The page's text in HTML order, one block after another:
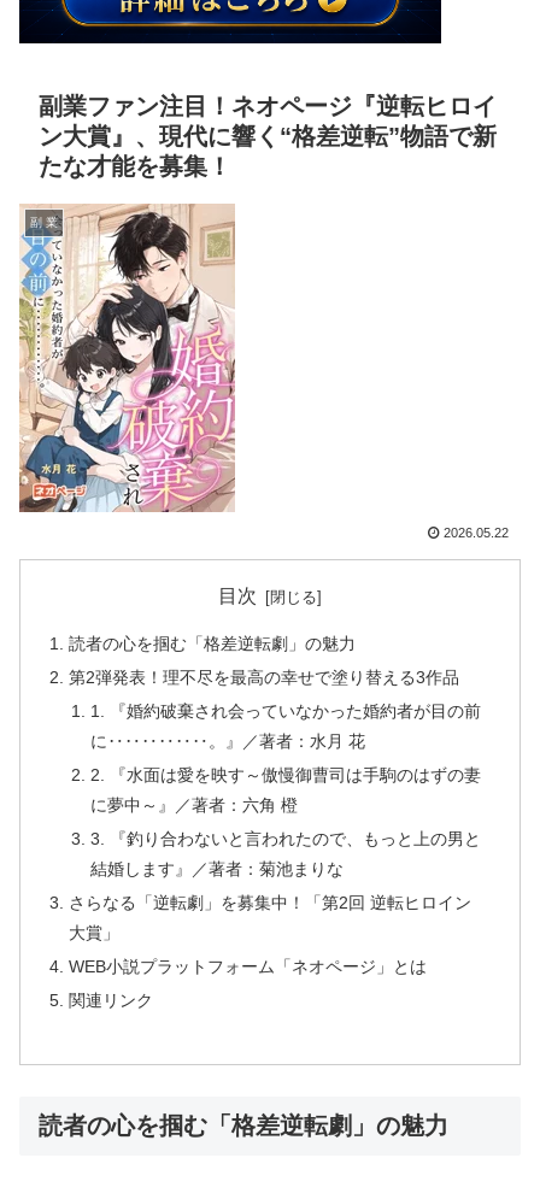
副業ファン注目！ネオページ『逆転ヒロイ
ン大賞』、現代に響く“格差逆転”物語で新
たな才能を募集！
副 業
2026.05.22
目次
読者の心を掴む「格差逆転劇」の魅力
第2弾発表！理不尽を最高の幸せで塗り替える3作品
1. 『婚約破棄され会っていなかった婚約者が目の前
に‥‥‥‥‥‥。』／著者：水月 花
2. 『水面は愛を映す～傲慢御曹司は手駒のはずの妻
に夢中～』／著者：六角 橙
3. 『釣り合わないと言われたので、もっと上の男と
結婚します』／著者：菊池まりな
さらなる「逆転劇」を募集中！「第2回 逆転ヒロイン
大賞」
WEB小説プラットフォーム「ネオページ」とは
関連リンク
読者の心を掴む「格差逆転劇」の魅力